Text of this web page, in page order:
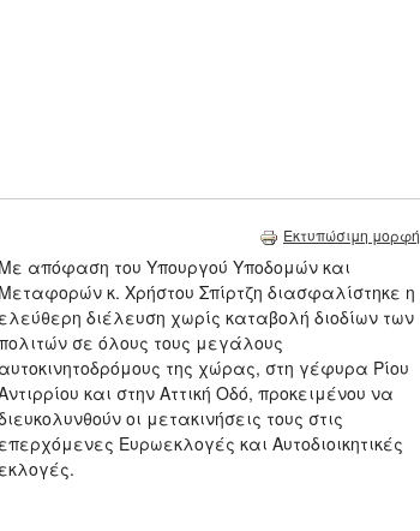
Εκτυπώσιμη μορφή
Με απόφαση του Υπουργού Υποδομών και
Μεταφορών κ. Χρήστου Σπίρτζη διασφαλίστηκε η
ελεύθερη διέλευση χωρίς καταβολή διοδίων των
σε όλους τους μεγάλους
αυτοκινητοδρόμους της χώρας, στη γέφυρα Ρίου
και στην Αττική Οδό, προκειμένου να
οι μετακινήσεις τους στις
επερχόμενες Ευρωεκλογές και Αυτοδιοικητικές
εκλογές.